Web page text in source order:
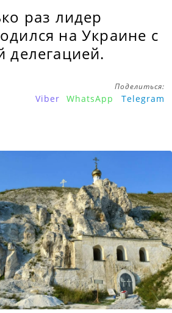
раз лидер
на Украине с
делегацией.
Поделиться:
Viber WhatsApp Telegram